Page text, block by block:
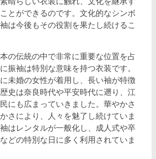
とができるのです。文化的なシンボ
は今後もその役割を果たし続けるこ
の伝統の中で非常に重要な位置を占
振袖は特別な意味を持つ衣装です。
未婚の女性が着用し、長い袖が特徴
史は奈良時代や平安時代に遡り、江
にも広まっていきました。華やかさ
さにより、人々を魅了し続けていま
はレンタルが一般化し、成人式や卒
どの特別な日に多く利用されていま